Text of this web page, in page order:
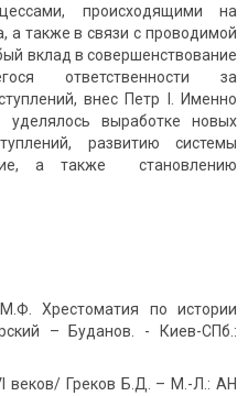
происходящими на
а также в связи с проводимой
вклад в совершенствование
ответственности за
внес Петр I. Именно
выработке новых
развитию системы
а также становлению
Хрестоматия по истории
– Буданов. - Киев-СПб.:
веков/ Греков Б.Д. – М.-Л.: АН